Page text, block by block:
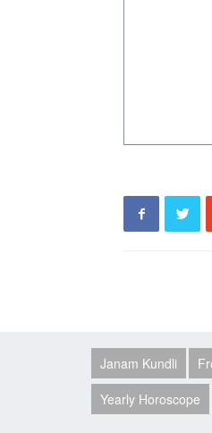
Janam Kundli
Yearly Horoscope